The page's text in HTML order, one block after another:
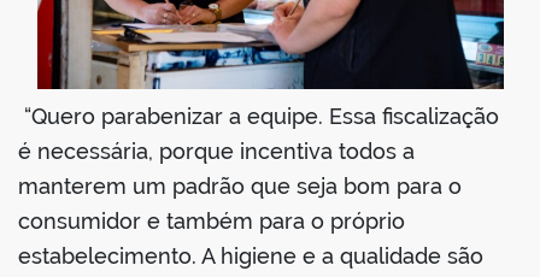
“Quero parabenizar a equipe. Essa fiscalização
é necessária, porque incentiva todos a
manterem um padrão que seja bom para o
consumidor e também para o próprio
estabelecimento. A higiene e a qualidade são